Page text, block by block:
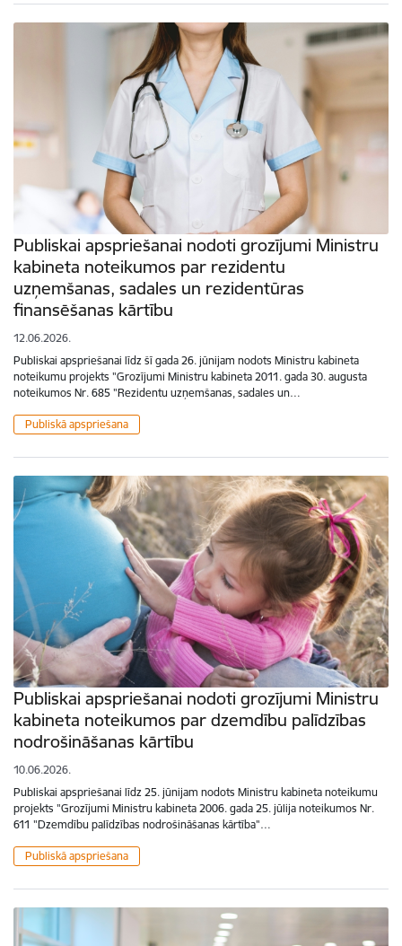
Publiskai apspriešanai nodoti grozījumi Ministru
kabineta noteikumos par rezidentu
uzņemšanas, sadales un rezidentūras
finansēšanas kārtību
12.06.2026.
Publiskai apspriešanai līdz šī gada 26. jūnijam nodots Ministru kabineta
noteikumu projekts "Grozījumi Ministru kabineta 2011. gada 30. augusta
noteikumos Nr. 685 "Rezidentu uzņemšanas, sadales un…
Publiskā apspriešana
Publiskai apspriešanai nodoti grozījumi Ministru
kabineta noteikumos par dzemdību palīdzības
nodrošināšanas kārtību
10.06.2026.
Publiskai apspriešanai līdz 25. jūnijam nodots Ministru kabineta noteikumu
projekts "Grozījumi Ministru kabineta 2006. gada 25. jūlija noteikumos Nr.
611 "Dzemdību palīdzības nodrošināšanas kārtība"…
Publiskā apspriešana